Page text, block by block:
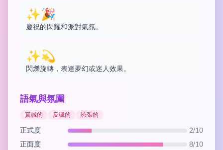
✨🎉
慶祝的閃耀和派對氣氛。
✨💫
閃爍旋轉，表達夢幻或迷人效果。
語氣與氛圍
真誠的 反諷的 誇張的
正式度
2/10
正面度
8/10